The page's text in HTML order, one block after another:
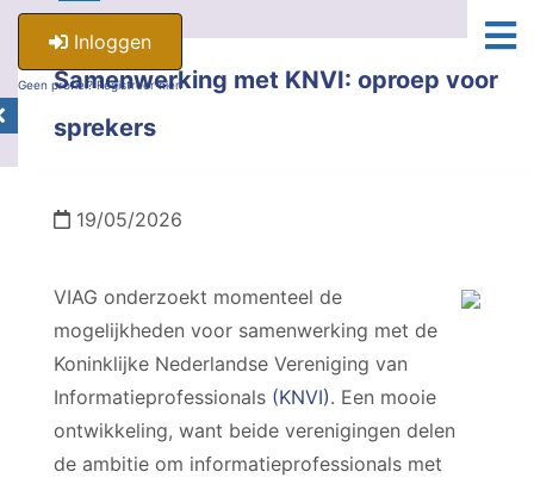
Inloggen
Geen profiel? Registreer hier.
Samenwerking met KNVI: oproep voor
sprekers
19/05/2026
VIAG onderzoekt momenteel de
mogelijkheden voor samenwerking met de
Koninklijke Nederlandse Vereniging van
Informatieprofessionals (KNVI). Een mooie
ontwikkeling, want beide verenigingen delen
de ambitie om informatieprofessionals met